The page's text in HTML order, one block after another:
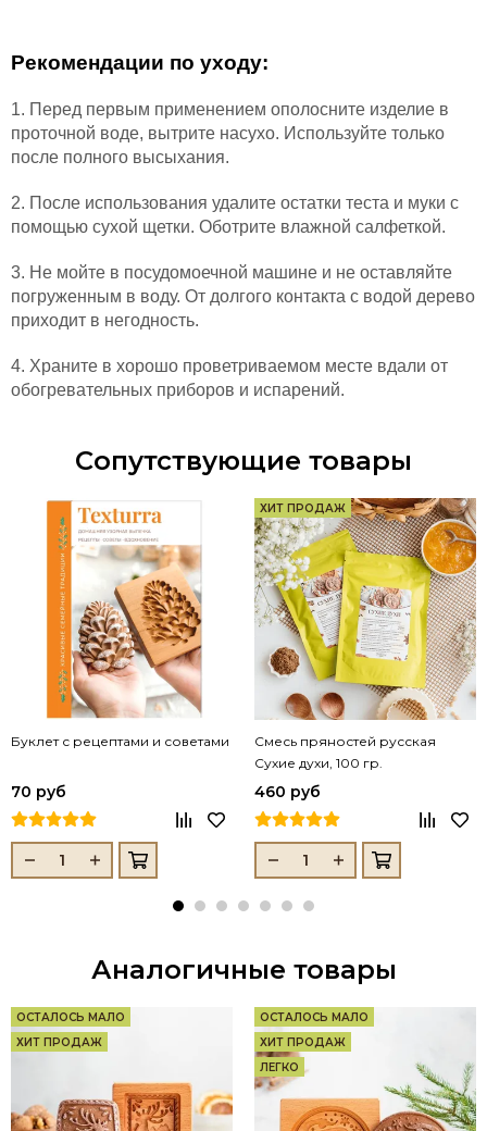
Рекомендации по уходу:
1. Перед первым применением ополосните изделие в
проточной воде, вытрите насухо. Используйте только
после полного высыхания.
2. После использования удалите остатки теста и муки с
помощью сухой щетки. Оботрите влажной салфеткой.
3. Не мойте в посудомоечной машине и не оставляйте
погруженным в воду. От долгого контакта с водой дерево
приходит в негодность.
4. Храните в хорошо проветриваемом месте вдали от
обогревательных приборов и испарений.
Сопутствующие товары
Буклет с рецептами и советами
70 руб
ХИТ ПРОДАЖ
Смесь пряностей русская
Сухие духи, 100 гр.
460 руб
Аналогичные товары
ОСТАЛОСЬ МАЛО
ХИТ ПРОДАЖ
ОСТАЛОСЬ МАЛО
ХИТ ПРОДАЖ
ЛЕГКО